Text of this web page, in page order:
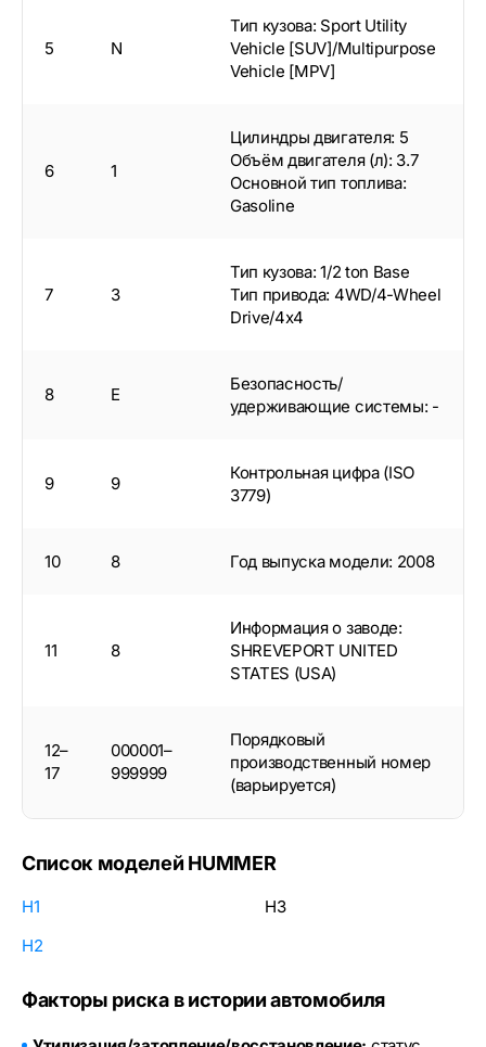
5 N
Тип кузова: Sport Utility
Vehicle [SUV]/Multipurpose
Vehicle [MPV]
6 1
Цилиндры двигателя: 5
Объём двигателя (л): 3.7
Основной тип топлива:
Gasoline
7 3
Тип кузова: 1/2 ton Base
Тип привода: 4WD/4-Wheel
Drive/4x4
8 E
Безопасность/
удерживающие системы: -
9 9
Контрольная цифра (ISO
3779)
10 8 Год выпуска модели: 2008
11 8
Информация о заводе:
SHREVEPORT UNITED
STATES (USA)
12–
17
000001–
999999
Порядковый
производственный номер
(варьируется)
Список моделей HUMMER
H1
H2
H3
Факторы риска в истории автомобиля